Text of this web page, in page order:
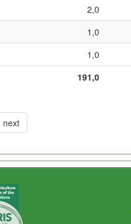
2,0
1,0
1,0
191,0
next